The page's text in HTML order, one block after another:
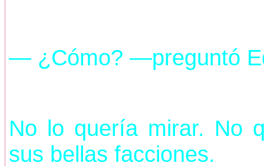
— ¿Cómo? —preguntó
No lo quería mirar. No
sus bellas facciones.